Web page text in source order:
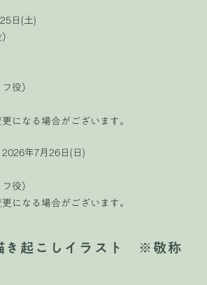
日(土)
役）
になる場合がございます。
2026年7月26日(日)
役）
になる場合がございます。
き起こしイラスト ※敬称